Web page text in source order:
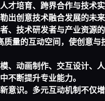
才培育、跨界合作与技术
出创意技术融合发展的未来
技术研发者与产业资源的
量的互动空间，使创意与
、动画制作、交互设计、
不断提升专业能力。
意识。多元互动机制不仅